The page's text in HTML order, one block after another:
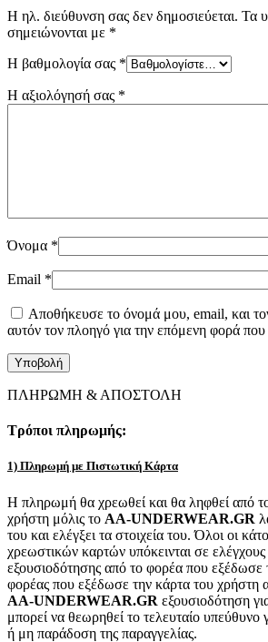
Η ηλ. διεύθυνση σας δεν δημοσιεύεται. Τα
σημειώνονται με *
Η βαθμολογία σας *
Η αξιολόγησή σας *
Όνομα *
Email *
Αποθήκευσε το όνομά μου, email, και
αυτόν τον πλοηγό για την επόμενη φορά
ΠΛΗΡΩΜΗ & ΑΠΟΣΤΟΛΗ
Τρόποι πληρωμής:
1) Πληρωμή με Πιστωτική Κάρτα
Η πληρωμή θα χρεωθεί και θα ληφθεί από
χρήστη μόλις το AA-UNDERWEAR.GR
του και ελέγξει τα στοιχεία του. Όλοι οι
χρεωστικών καρτών υπόκεινται σε ελέγχους
εξουσιοδότησης από το φορέα που εξέδωσε
φορέας που εξέδωσε την κάρτα του χρήστη
AA-UNDERWEAR.GR εξουσιοδότηση
μπορεί να θεωρηθεί το τελευταίο υπεύθυνο
ή μη παράδοση της παραγγελίας.